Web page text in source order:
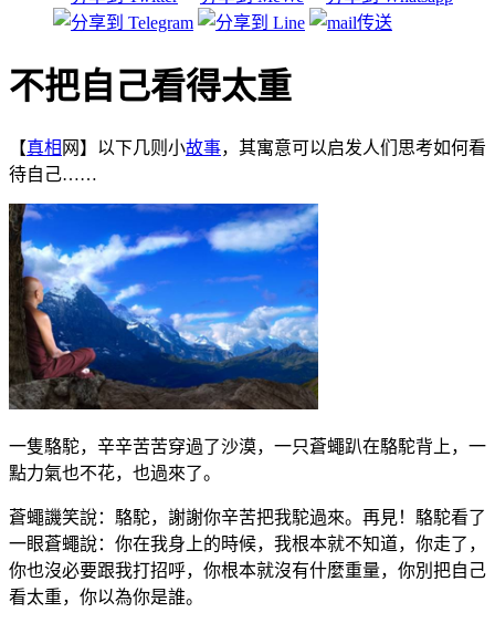
不把自己看得太重
【真相 网】以下几则小故事，其寓意可以启发人们思考如何看
待自己……
一隻駱駝，辛辛苦苦穿過了沙漠，一只蒼蠅趴在駱駝背上，一
點力氣也不花，也過來了。
蒼蠅譏笑說：駱駝，謝謝你辛苦把我駝過來。再見！駱駝看了
一眼蒼蠅說：你在我身上的時候，我根本就不知道，你走了，
你也沒必要跟我打招呼，你根本就沒有什麼重量，你別把自己
看太重，你以為你是誰。